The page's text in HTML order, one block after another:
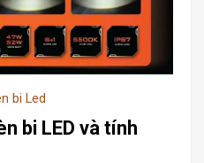
bi Led
bi LED và tính